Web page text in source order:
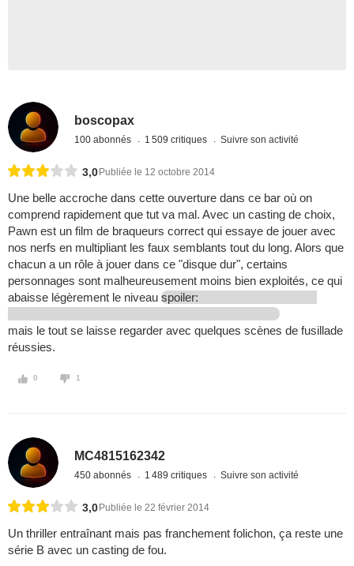
boscopax
100 abonnés 1 509 critiques Suivre son activité
3,0 Publiée le 12 octobre 2014
Une belle accroche dans cette ouverture dans ce bar où on
comprend rapidement que tut va mal. Avec un casting de choix,
Pawn est un film de braqueurs correct qui essaye de jouer avec
nos nerfs en multipliant les faux semblants tout du long. Alors que
chacun a un rôle à jouer dans ce "disque dur", certains
personnages sont malheureusement moins bien exploités, ce qui
abaisse légèrement le niveau spoiler:
mais le tout se laisse regarder avec quelques scènes de fusillade
réussies.
0 1
MC4815162342
450 abonnés 1 489 critiques Suivre son activité
3,0 Publiée le 22 février 2014
Un thriller entraînant mais pas franchement folichon, ça reste une
série B avec un casting de fou.